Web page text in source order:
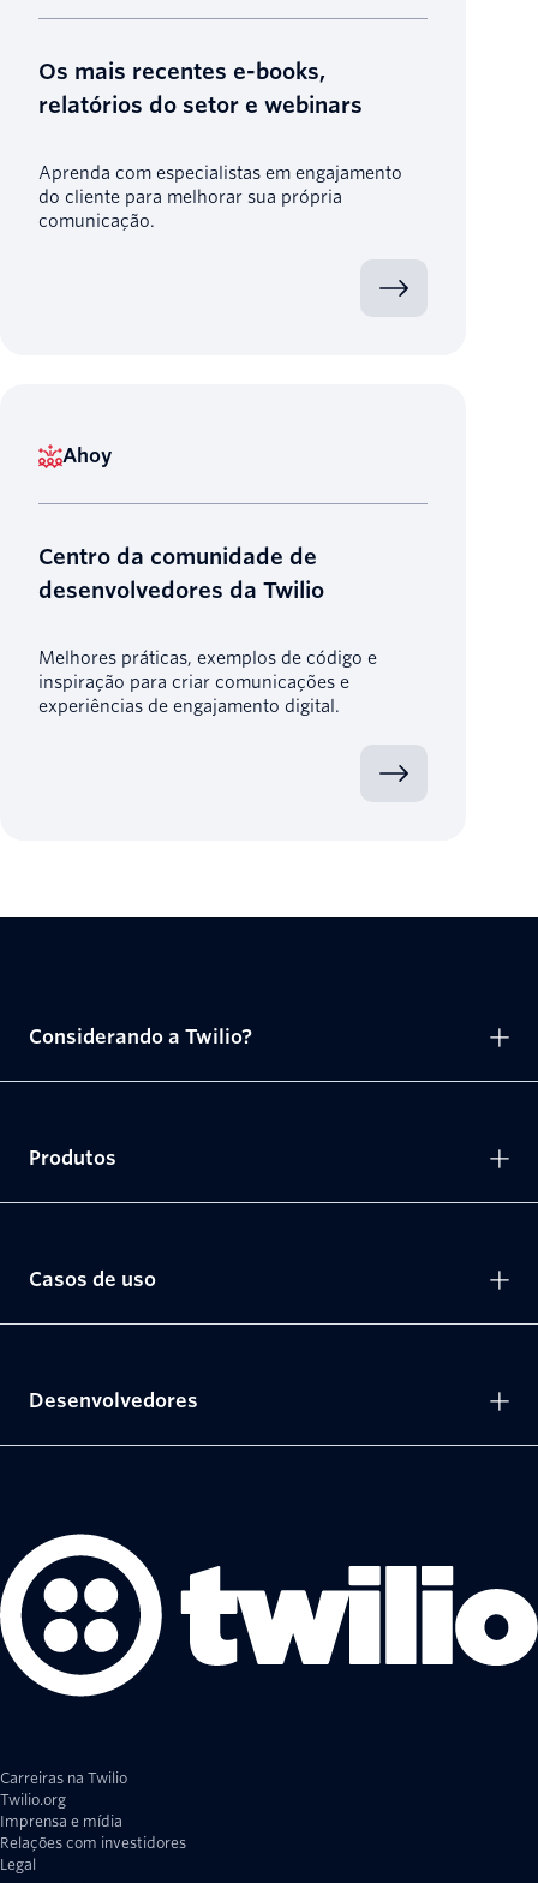
Os mais recentes e-books,
relatórios do setor e webinars
Aprenda com especialistas em engajamento
do cliente para melhorar sua própria
comunicação.
Ahoy
Centro da comunidade de
desenvolvedores da Twilio
Melhores práticas, exemplos de código e
inspiração para criar comunicações e
experiências de engajamento digital.
Carreiras na Twilio
Twilio.org
Imprensa e mídia
Relações com investidores
Legal
Considerando a Twilio?
Produtos
Casos de uso
Desenvolvedores